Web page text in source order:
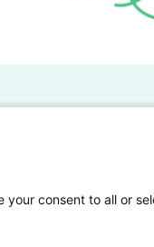
Veelgestelde
consent to all or